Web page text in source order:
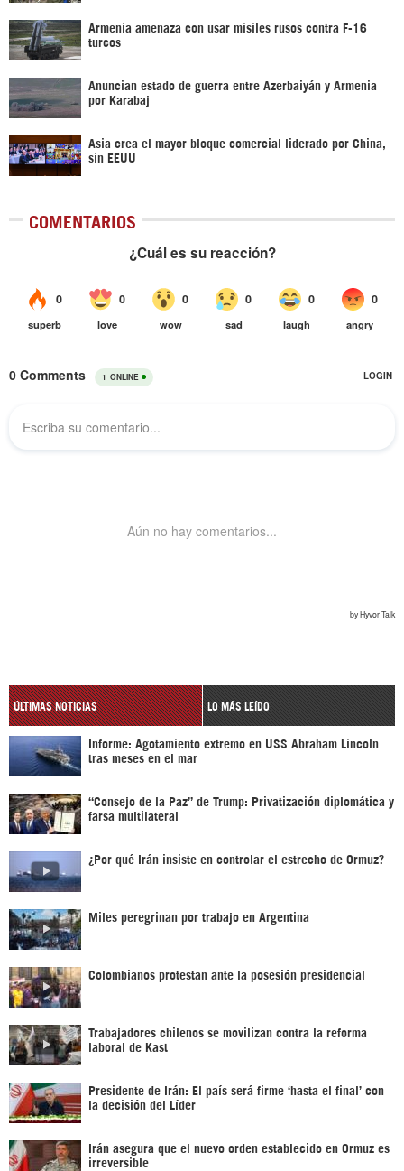
Armenia amenaza con usar misiles rusos contra F-16
turcos
Anuncian estado de guerra entre Azerbaiyán y Armenia
por Karabaj
Asia crea el mayor bloque comercial liderado por China,
sin EEUU
COMENTARIOS
ÚLTIMAS NOTICIAS LO MÁS LEÍDO
Informe: Agotamiento extremo en USS Abraham Lincoln
tras meses en el mar
“Consejo de la Paz” de Trump: Privatización diplomática y
farsa multilateral
¿Por qué Irán insiste en controlar el estrecho de Ormuz?
Miles peregrinan por trabajo en Argentina
Colombianos protestan ante la posesión presidencial
Trabajadores chilenos se movilizan contra la reforma
laboral de Kast
Presidente de Irán: El país será firme ‘hasta el final’ con
la decisión del Líder
Irán asegura que el nuevo orden establecido en Ormuz es
irreversible